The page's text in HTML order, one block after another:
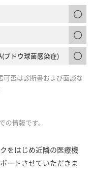
ブドウ球菌感染症)
否は診断書および面談な
の情報です。
をはじめ近隣の医療機
ートさせていただきま